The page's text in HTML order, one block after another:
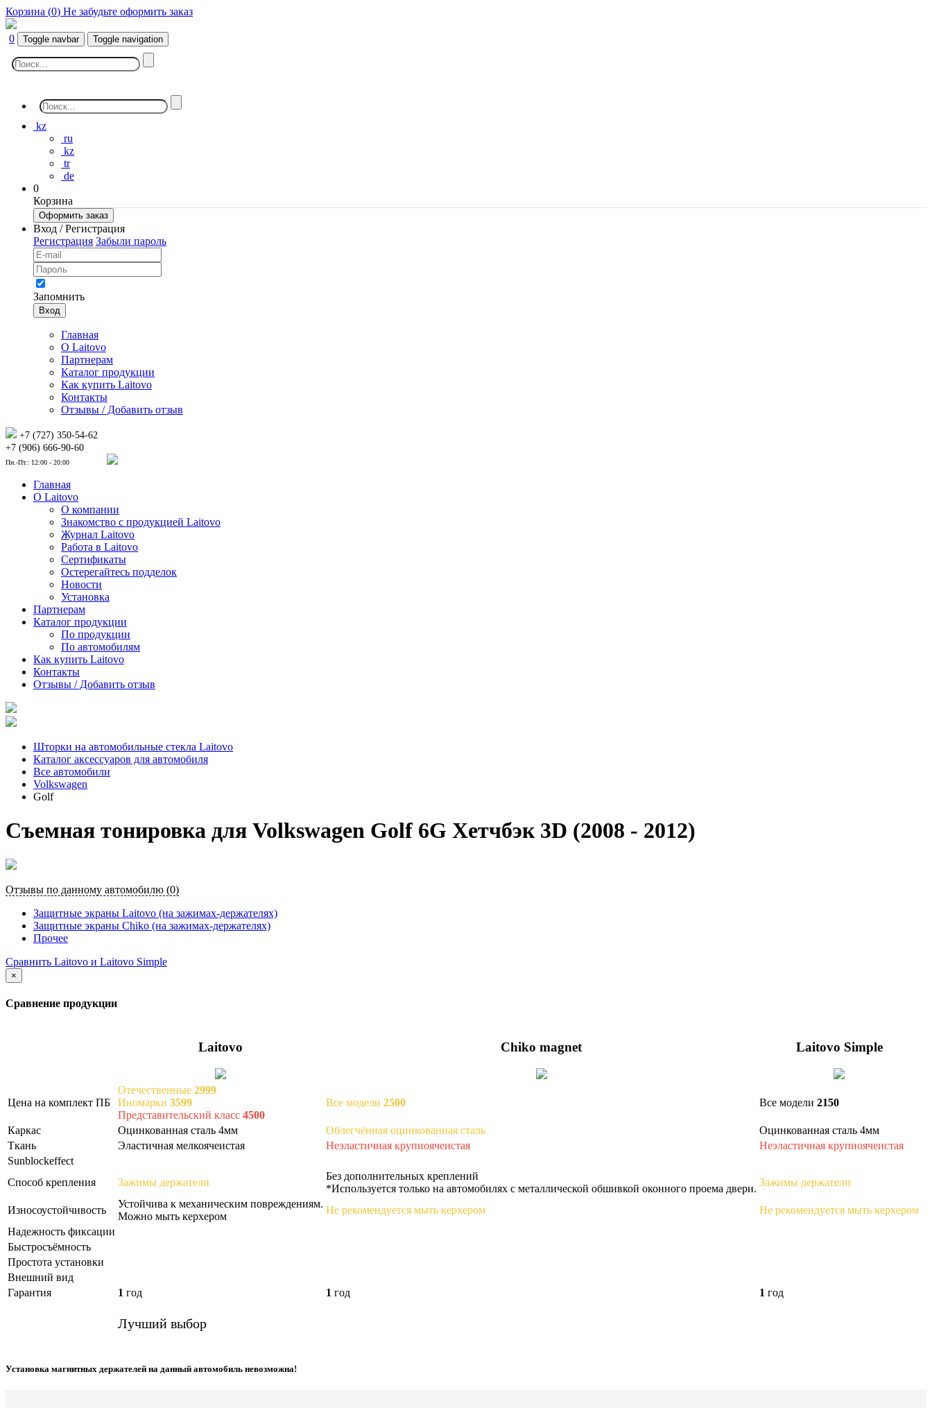
Корзина (0) Не забудьте оформить заказ
0 Toggle navbar Toggle navigation
kz
ru
kz
tr
de
0
Корзина
Оформить заказ
Вход / Регистрация
Регистрация Забыли пароль
Запомнить
Вход
Главная
О Laitovo
Партнерам
Каталог продукции
Как купить Laitovo
Контакты
Отзывы / Добавить отзыв
+7 (727) 350-54-62
+7 (906) 666-90-60
Пн.-Пт.: 12:00 - 20:00
Главная
О Laitovo
О компании
Знакомство с продукцией Laitovo
Журнал Laitovo
Работа в Laitovo
Сертификаты
Остерегайтесь подделок
Новости
Установка
Партнерам
Каталог продукции
По продукции
По автомобилям
Как купить Laitovo
Контакты
Отзывы / Добавить отзыв
Шторки на автомобильные стекла Laitovo
Каталог аксессуаров для автомобиля
Все автомобили
Volkswagen
Golf
Съемная тонировка для Volkswagen Golf 6G Хетчбэк 3D (2008 - 2012)
Отзывы по данному автомобилю (0)
Защитные экраны Laitovo (на зажимах-держателях)
Защитные экраны Chiko (на зажимах-держателях)
Прочее
Сравнить Laitovo и Laitovo Simple
×
Сравнение продукции
Laitovo Chiko magnet Laitovo Simple
Цена на комплект ПБ
Отечественные 2999
Иномарки 3599
Представительский класс 4500
Все модели 2500 Все модели 2150
Каркас Оцинкованная сталь 4мм Облегчённая оцинкованная сталь
Оцинкованная сталь 4мм
Ткань
Эластичная мелкоячеистая Неэластичная крупноячеистая
Неэластичная крупноячеистая
Sunblockeffect
Способ крепления
Зажимы держатели
Без дополнительных креплений
*Используется только на автомобилях с металлической обшивкой оконного проема двери.
Зажимы держатели
Износоустойчивость
Устойчива к механическим повреждениям.
Можно мыть керхером
Не рекомендуется мыть керхером
Не рекомендуется мыть керхером
Надежность фиксации
Быстросъёмность
Простота установки
Внешний вид
Гарантия
1 год 1 год 1 год
Лучший выбор
Установка магнитных держателей на данный автомобиль невозможна!